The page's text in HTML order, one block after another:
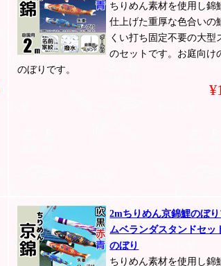
ちりめん素材を使用し錦
仕上げた重厚な色合いの
くい打ち固定不要の大型
のセットです。お庭向け
のぼりです。
2mちりめん京錦鯉のぼ
ムベランダスタンドセッ
のぼり
ちりめん素材を使用し錦